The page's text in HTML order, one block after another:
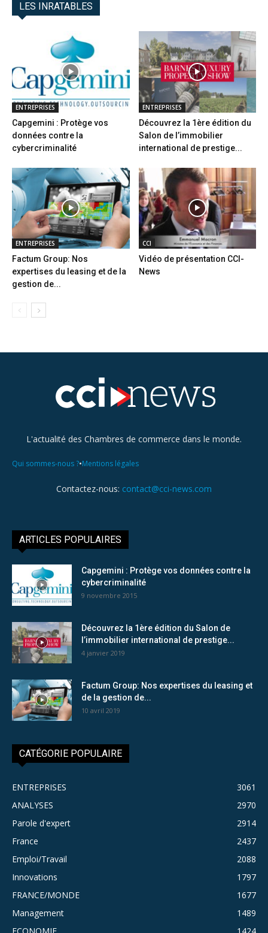
LES INRATABLES
ENTREPRISES
Capgemini : Protège vos
données contre la
cybercriminalité
ENTREPRISES
Découvrez la 1ère édition du
Salon de l’immobilier
international de prestige...
ENTREPRISES
Factum Group: Nos
expertises du leasing et de la
gestion de...
CCI
Vidéo de présentation CCI-
News
L'actualité des Chambres de commerce dans le monde.
Qui sommes-nous ?•Mentions légales
Contactez-nous: contact@cci-news.com
ARTICLES POPULAIRES
Capgemini : Protège vos données contre la
cybercriminalité
9 novembre 2015
Découvrez la 1ère édition du Salon de
l’immobilier international de prestige...
4 janvier 2019
Factum Group: Nos expertises du leasing et
de la gestion de...
10 avril 2019
CATÉGORIE POPULAIRE
ENTREPRISES
3061
ANALYSES
2970
Parole d'expert
2914
France
2437
Emploi/Travail
2088
Innovations
1797
FRANCE/MONDE
1677
Management
1489